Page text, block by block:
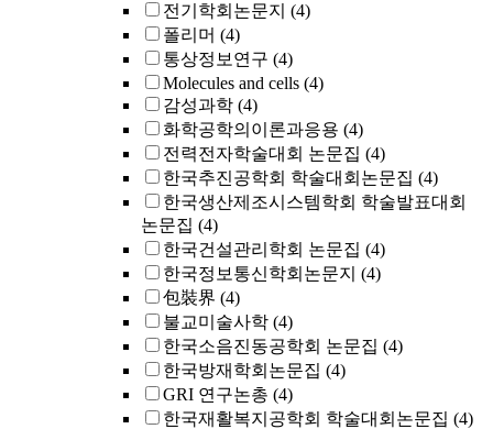
전기학회논문지 (4)
폴리머 (4)
통상정보연구 (4)
Molecules and cells (4)
감성과학 (4)
화학공학의이론과응용 (4)
전력전자학술대회 논문집 (4)
한국추진공학회 학술대회논문집 (4)
한국생산제조시스템학회 학술발표대회
논문집 (4)
한국건설관리학회 논문집 (4)
한국정보통신학회논문지 (4)
包裝界 (4)
불교미술사학 (4)
한국소음진동공학회 논문집 (4)
한국방재학회논문집 (4)
GRI 연구논총 (4)
한국재활복지공학회 학술대회논문집 (4)